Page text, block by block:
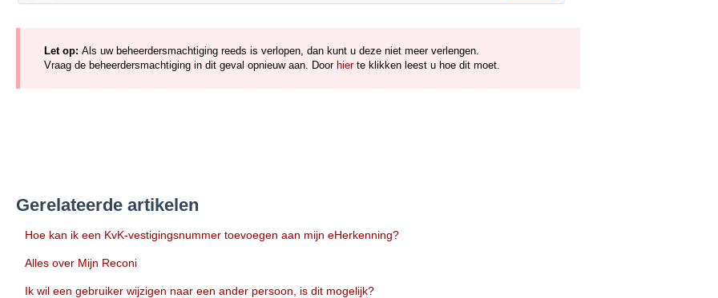
Let op: Als uw beheerdersmachtiging reeds is verlopen, dan kunt u deze niet meer verlengen.
Vraag de beheerdersmachtiging in dit geval opnieuw aan. Door hierte klikken leest u hoe dit moet.
Gerelateerde artikelen
Hoe kan ik een KvK-vestigingsnummer toevoegen aan mijn eHerkenning?
Alles over Mijn Reconi
Ik wil een gebruiker wijzigen naar een ander persoon, is dit mogelijk?